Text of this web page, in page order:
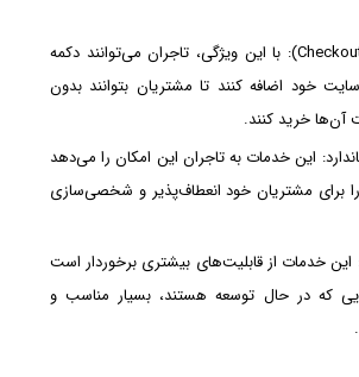
خدمات چک اوت (Checkout): با این ویژگی، تاجران می‌توانند دکمه
خود اضافه کنند تا مشتریان بتوانند بدون
آن‌ها خرید کنند.
این خدمات به تاجران این امکان را می‌دهد
برای مشتریان خود انعطاف‌پذیر و شخصی‌سازی
خدمات از قابلیت‌های بیشتری برخوردار است
که در حال توسعه هستند، بسیار مناسب و